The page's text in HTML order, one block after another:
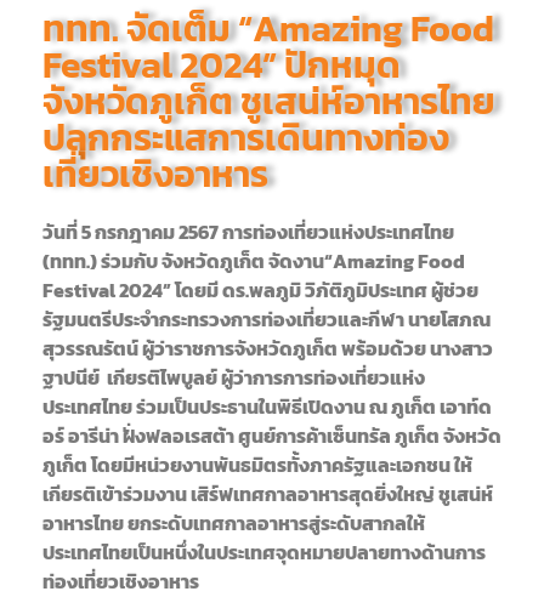
ททท. จัดเต็ม “Amazing Food
Festival 2024” ปักหมุด
จังหวัดภูเก็ต ชูเสน่ห์อาหารไทย
ปลุกกระแสการเดินทางท่อง
เที่ยวเชิงอาหาร
วันที่ 5 กรกฎาคม 2567 การท่องเที่ยวแห่งประเทศไทย
(ททท.) ร่วมกับ จังหวัดภูเก็ต จัดงาน“Amazing Food
Festival 2024” โดยมี ดร.พลภูมิ วิภัติภูมิประเทศ ผู้ช่วย
รัฐมนตรีประจำกระทรวงการท่องเที่ยวและกีฬา นายโสภณ
สุวรรณรัตน์ ผู้ว่าราชการจังหวัดภูเก็ต พร้อมด้วย นางสาว
ฐาปนีย์ เกียรติไพบูลย์ ผู้ว่าการการท่องเที่ยวแห่ง
ประเทศไทย ร่วมเป็นประธานในพิธีเปิดงาน ณ ภูเก็ต เอาท์ด
อร์ อารีน่า ฝั่งฟลอเรสต้า ศูนย์การค้าเซ็นทรัล ภูเก็ต จังหวัด
ภูเก็ต โดยมีหน่วยงานพันธมิตรทั้งภาครัฐและเอกชน ให้
เกียรติเข้าร่วมงาน เสิร์ฟเทศกาลอาหารสุดยิ่งใหญ่ ชูเสน่ห์
อาหารไทย ยกระดับเทศกาลอาหารสู่ระดับสากลให้
ประเทศไทยเป็นหนึ่งในประเทศจุดหมายปลายทางด้านการ
ท่องเที่ยวเชิงอาหาร